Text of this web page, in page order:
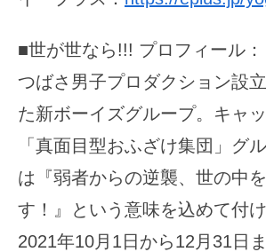
■世が世なら!!! プロフィール：
つばさ男子プロダクション設
た新ボーイズグループ。キャ
「真面目型おふざけ集団」グ
は『弱者からの逆襲、世の中
す！』という意味を込めて付け
2021年10月1日から12月31日